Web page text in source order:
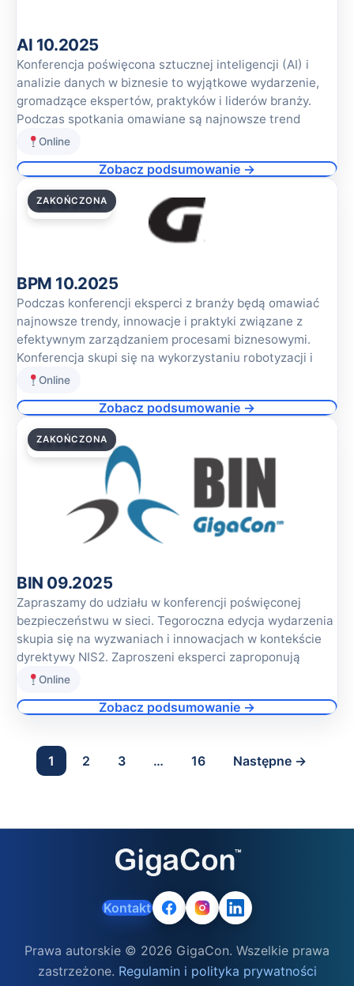
AI 10.2025
Konferencja poświęcona sztucznej inteligencji (AI) i
analizie danych w biznesie to wyjątkowe wydarzenie,
gromadzące ekspertów, praktyków i liderów branży.
Podczas spotkania omawiane są najnowsze trend
Online
Zobacz podsumowanie →
09.10.2025
ZAKOŃCZONA
BPM 10.2025
Podczas konferencji eksperci z branży będą omawiać
najnowsze trendy, innowacje i praktyki związane z
efektywnym zarządzaniem procesami biznesowymi.
Konferencja skupi się na wykorzystaniu robotyzacji i
Online
Zobacz podsumowanie →
25.09.2025
ZAKOŃCZONA
BIN 09.2025
Zapraszamy do udziału w konferencji poświęconej
bezpieczeństwu w sieci. Tegoroczna edycja wydarzenia
skupia się na wyzwaniach i innowacjach w kontekście
dyrektywy NIS2. Zaproszeni eksperci zaproponują
Online
Zobacz podsumowanie →
1 2 3 … 16 Następne →
Kontakt
Prawa autorskie © 2026 GigaCon. Wszelkie prawa
zastrzeżone. Regulamin i polityka prywatności